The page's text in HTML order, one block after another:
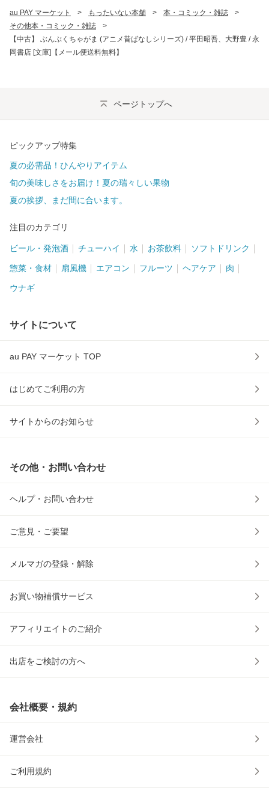
au PAY マーケット > もったいない本舗 > 本・コミック・雑誌
>
その他本・コミック・雑誌
>
【中古】 ぶんぶくちゃがま (アニメ昔ばなしシリーズ) / 平田昭吾、大野豊 / 永
岡書店 [文庫]【メール便送料無料】
ページトップへ
ピックアップ特集
夏の必需品！ひんやりアイテム
旬の美味しさをお届け！夏の瑞々しい果物
夏の挨拶、まだ間に合います。
注目のカテゴリ
ビール・発泡酒 チューハイ 水 お茶飲料 ソフトドリンク
惣菜・食材 扇風機 エアコン フルーツ ヘアケア 肉
ウナギ
サイトについて
au PAY マーケット TOP
はじめてご利用の方
サイトからのお知らせ
その他・お問い合わせ
ヘルプ・お問い合わせ
ご意見・ご要望
メルマガの登録・解除
お買い物補償サービス
アフィリエイトのご紹介
出店をご検討の方へ
会社概要・規約
運営会社
ご利用規約